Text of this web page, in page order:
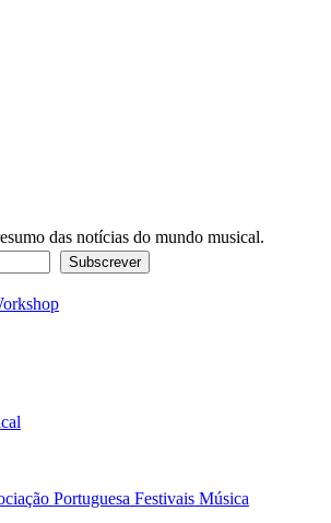
das notícias do mundo musical.